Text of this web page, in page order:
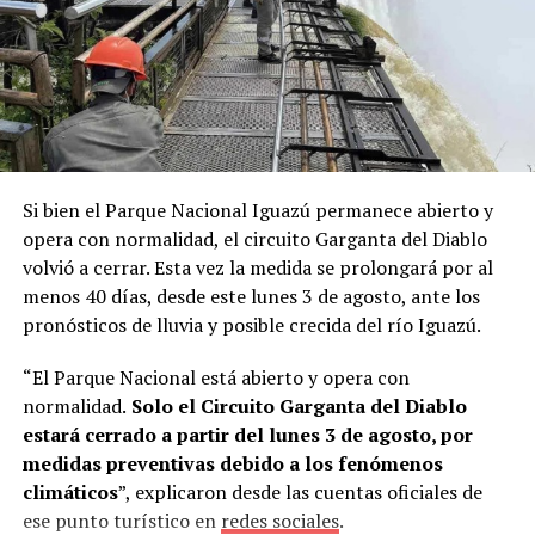
un sistema muy práctico y una experiencia que podía
marcarles el futuro”, contó Lory.
A partir de ese contacto, el director del instituto le
ofreciódos becas de capacitacióngratuita por un mes
para operarios de la empresa, con la condición de que
cubriera los pasajes aéreos.La propuesta fue aceptada
de inmediato.
“Mi esposa es profesora de alemán en una escuela
técnica. Esa misma noche la llamé desde Alemania y
hacerlo’”, recordó.
Estudiar alemán para llegar a Alemania
Al regresar aMisiones, Lory conversó con Skölfman y
Burger, quienes aceptaron el desafío y comenzaron a
Si bien el Parque Nacional Iguazú permanece abierto y
opera con normalidad, el circuito Garganta del Diablo
volvió a cerrar. Esta vez la medida se prolongará por al
menos 40 días, desde este lunes 3 de agosto, ante los
pronósticos de lluvia y posible crecida del río Iguazú.
“El Parque Nacional está abierto y opera con
normalidad. Solo el Circuito Garganta del Diablo
estará cerrado a partir del lunes 3 de agosto, por
medidas preventivas debido a los fenómenos
climáticos”, explicaron desde las cuentas oficiales de
ese punto turístico en redes sociales.